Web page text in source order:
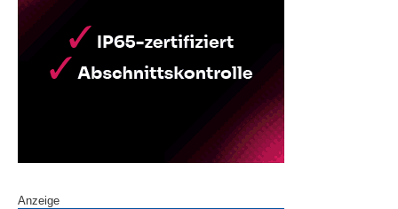
Anzeige